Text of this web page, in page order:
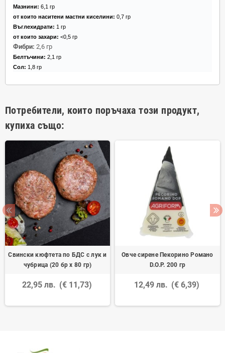
Мазнини: 6,1 гр
от които наситени мастни киселини: 0,7 гр
Въглехидрати: 1 гр
от които захари: <0,5 гр
Фибри: 2,6 гр
Белтъчини: 2,1 гр
Сол: 1,8 гр
Потребители, които поръчаха този продукт,
купиха също:
Свински кюфтета по БДС с лук и
чубрица (20 бр х 80 гр)
22,95 лв. (€ 11,73)
Овче сирене Пекорино Романо
D.O.P. 200 гр
12,49 лв. (€ 6,39)